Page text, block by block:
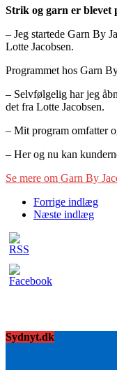
Strik og garn er
– Jeg startede Garn By
Lotte Jacobsen.
Programmet hos Garn
– Selvfølgelig har jeg
det fra Lotte Jacobsen.
– Mit program omfatter
– Her og nu kan
Se mere om Garn By
Forrige indlæg
Næste indlæg
Sydnyt.dk